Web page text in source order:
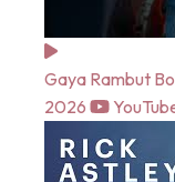
Gaya Rambut
2026